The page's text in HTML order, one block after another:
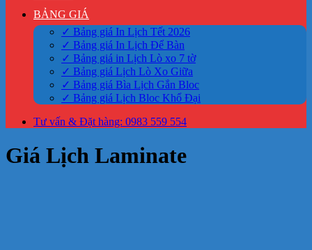
BẢNG GIÁ
✓ Bảng giá In Lịch Tết 2026
✓ Bảng giá In Lịch Để Bàn
✓ Bảng giá in Lịch Lò xo 7 tờ
✓ Bảng giá Lịch Lò Xo Giữa
✓ Bảng giá Bìa Lịch Gắn Bloc
✓ Bảng giá Lịch Bloc Khổ Đại
Tư vấn & Đặt hàng: 0983 559 554
Giá Lịch Laminate